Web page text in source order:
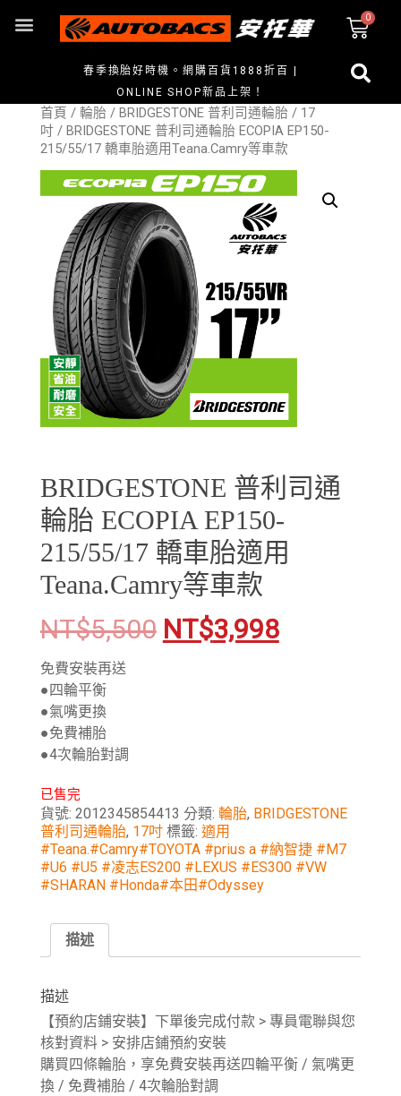
春季換胎好時機。網購百貨1888折百 |
ONLINE SHOP新品上架！
首頁 / 輪胎 / BRIDGESTONE 普利司通輪胎 / 17
吋/ BRIDGESTONE 普利司通輪胎 ECOPIA EP150-
215/55/17 轎車胎適用Teana.Camry等車款
BRIDGESTONE 普利司通
輪胎 ECOPIA EP150-
215/55/17 轎車胎適用
Teana.Camry等車款
NT$5,500 NT$3,998
免費安裝再送
●四輪平衡
●氣嘴更換
●免費補胎
●4次輪胎對調
已售完
貨號: 2012345854413 分類: 輪胎, BRIDGESTONE
普利司通輪胎, 17吋 標籤: 適用
#Teana.#Camry#TOYOTA #prius a #納智捷 #M7
#U6 #U5 #凌志ES200 #LEXUS #ES300 #VW
#SHARAN #Honda#本田#Odyssey
描述
描述
【預約店鋪安裝】下單後完成付款 > 專員電聯與您
核對資料 > 安排店鋪預約安裝
購買四條輪胎，享免費安裝再送四輪平衡 / 氣嘴更
換 / 免費補胎 / 4次輪胎對調